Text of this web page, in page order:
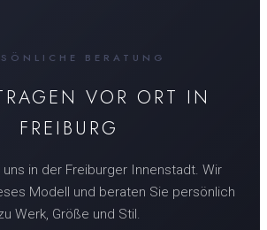
BERATUNG
VOR ORT IN
FREIBURG
in der Freiburger Innenstadt. Wir
Modell und beraten Sie persönlich
Werk, Größe und Stil.